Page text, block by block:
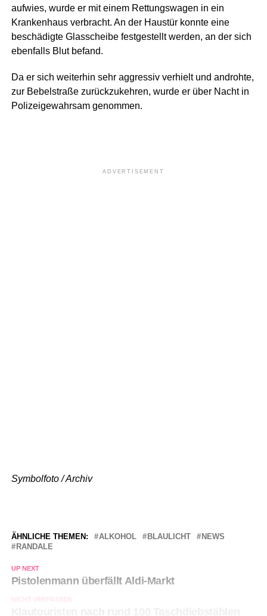
aufwies, wurde er mit einem Rettungswagen in ein
Krankenhaus verbracht. An der Haustür konnte eine
beschädigte Glasscheibe festgestellt werden, an der sich
ebenfalls Blut befand.
Da er sich weiterhin sehr aggressiv verhielt und androhte,
zur Bebelstraße zurückzukehren, wurde er über Nacht in
Polizeigewahrsam genommen.
ADVERTISEMENT
Symbolfoto / Archiv
ÄHNLICHE THEMEN: ALKOHOL BLAULICHT
NEWS
RANDALE
UP NEXT
Pistolenmann überfällt Aldi-Markt
NICHT VERPASSEN